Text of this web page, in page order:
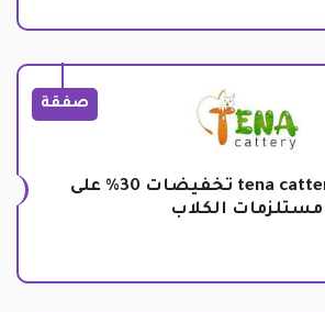
صفقة
كود خصم tena cattery تخفيضات 30% على
مستلزمات الكلاب